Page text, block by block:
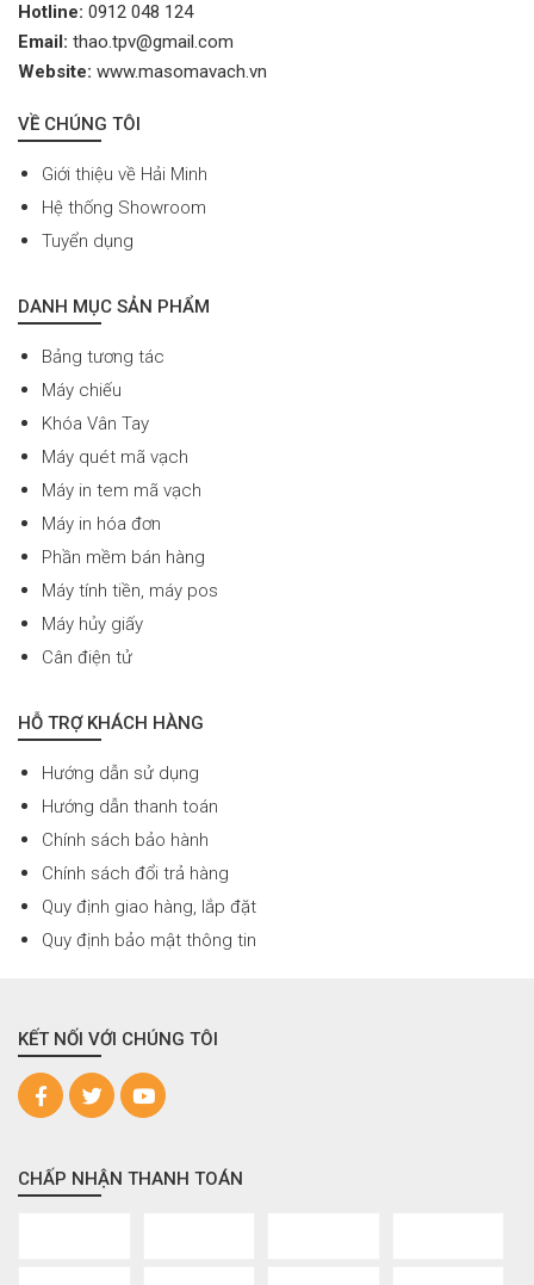
Hotline: 0912 048 124
Email: thao.tpv@gmail.com
Website: www.masomavach.vn
VỀ CHÚNG TÔI
Giới thiệu về Hải Minh
Hệ thống Showroom
Tuyển dụng
DANH MỤC SẢN PHẨM
Bảng tương tác
Máy chiếu
Khóa Vân Tay
Máy quét mã vạch
Máy in tem mã vạch
Máy in hóa đơn
Phần mềm bán hàng
Máy tính tiền, máy pos
Máy hủy giấy
Cân điện tử
HỖ TRỢ KHÁCH HÀNG
Hướng dẫn sử dụng
Hướng dẫn thanh toán
Chính sách bảo hành
Chính sách đổi trả hàng
Quy định giao hàng, lắp đặt
Quy định bảo mật thông tin
KẾT NỐI VỚI CHÚNG TÔI
CHẤP NHẬN THANH TOÁN